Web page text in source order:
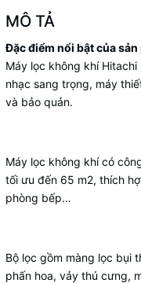
MÔ TẢ
Đặc điểm nổi bật của sản
Máy lọc không khí
nhạc sang trọng, máy
và bảo quản.
Máy lọc không khí có
tối ưu đến 65 m2, thích
phòng bếp…
Bộ lọc gồm màng lọc bụi
phấn hoa, vảy thú cưng,